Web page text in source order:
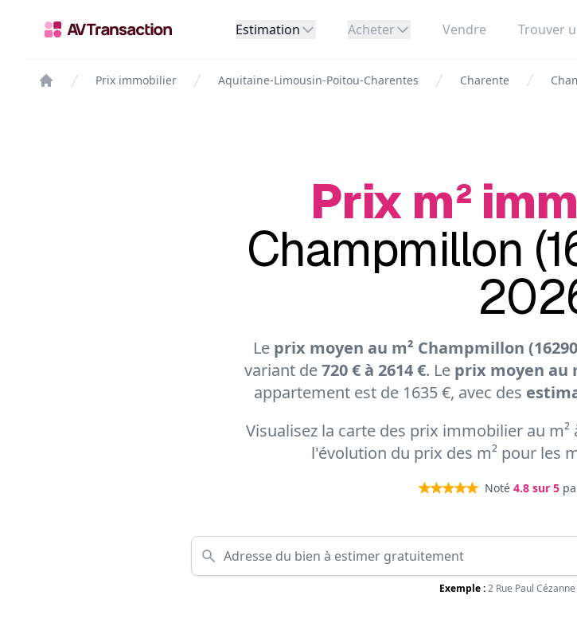
Estimation Acheter Vendre Trouver
Prix immobilier Aquitaine-Limousin-Poitou-Charentes Charente
Prix m²
Champmillon
Le prix moyen au m² Champmillon
variant de720 € à 2614 €. Le prix moyen au
appartement est de 1635 €, avec des
Visualisez la carte des prix immobilier au
l'évolution du prix des m² pour les
Noté 4.8 sur 5
Exemple :2 Rue Paul